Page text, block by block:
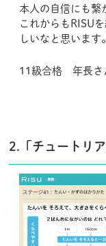
本人の自信にも繋
これからもRISU
しいなと思います。
11級合格 年長さ
2.「チュートリ